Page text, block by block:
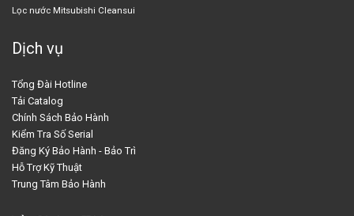
Lọc nước Mitsubishi Cleansui
Dịch vụ
Tổng Đài Hotline
Tải Catalog
Chính Sách Bảo Hành
Kiểm Tra Số Serial
Đăng Ký Bảo Hành - Bảo Trì
Hỗ Trợ Kỹ Thuật
Trung Tâm Bảo Hành